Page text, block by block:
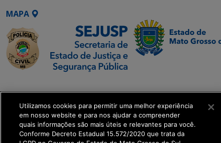
MAPA
Executiva de
Transformação Digital
get_footer();
Utilizamos cookies para permitir uma melhor experiência
em nosso website e para nos ajudar a compreender
quais informações são mais úteis e relevantes para você.
Conforme Decreto Estadual 15.572/2020 que trata da